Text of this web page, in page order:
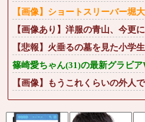
【画像】ショートスリーバー堀
【画像あり】洋服の青山、今更
【悲報】火垂るの墓を見た小学
篠崎愛ちゃん(31)の最新グラビ
【画像】もうこれくらいの外人